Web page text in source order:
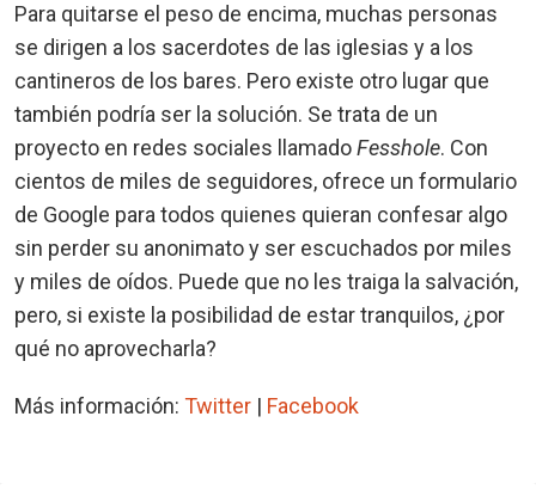
Para quitarse el peso de encima, muchas personas
se dirigen a los sacerdotes de las iglesias y a los
cantineros de los bares. Pero existe otro lugar que
también podría ser la solución. Se trata de un
proyecto en redes sociales llamadoFesshole. Con
cientos de miles de seguidores, ofrece un formulario
de Google para todos quienes quieran confesar algo
sin perder su anonimato y ser escuchados por miles
y miles de oídos. Puede que no les traiga la salvación,
pero, si existe la posibilidad de estar tranquilos, ¿por
qué no aprovecharla?
Más información: Twitter | Facebook